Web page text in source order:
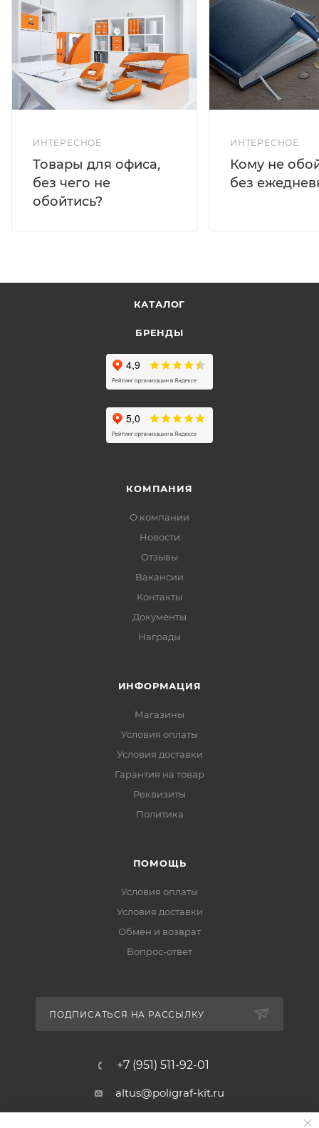
ИНТЕРЕСНОЕ
Товары для офиса,
без чего не
обойтись?
ИНТЕРЕСНОЕ
Кому не
без
КАТАЛОГ
БРЕНДЫ
КОМПАНИЯ
О компании
Новости
Отзывы
Вакансии
Контакты
Документы
Награды
ИНФОРМАЦИЯ
Магазины
Условия оплаты
Условия доставки
Гарантия на товар
Реквизиты
Политика
ПОМОЩЬ
Условия оплаты
Условия доставки
Обмен и возврат
Вопрос-ответ
ПОДПИСАТЬСЯ НА РАССЫЛКУ
+7 (951) 511-92-01
altus@poligraf-kit.ru